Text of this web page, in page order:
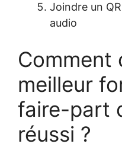
Joindre un
audio
Comment
meilleur
faire-part
réussi ?